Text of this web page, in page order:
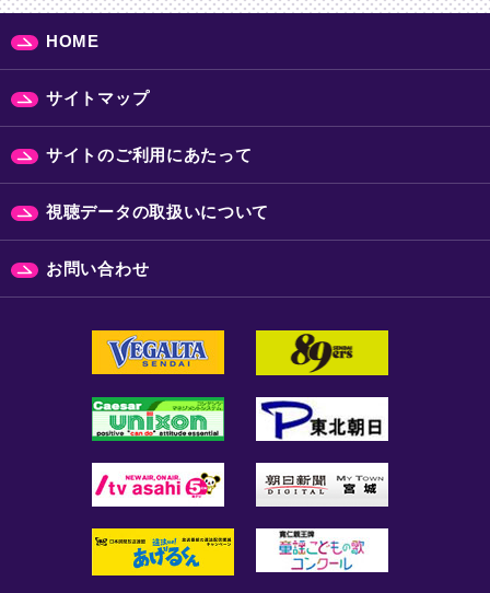
HOME
サイトマップ
サイトのご利用にあたって
視聴データの取扱いについて
お問い合わせ